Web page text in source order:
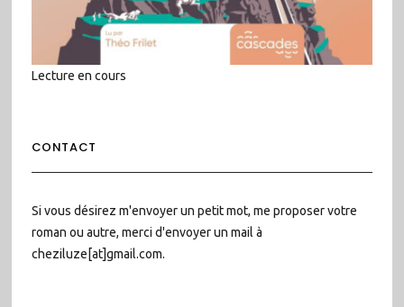
Lecture en cours
CONTACT
Si vous désirez m'envoyer un petit mot, me proposer votre
roman ou autre, merci d'envoyer un mail à
cheziluze[at]gmail.com.